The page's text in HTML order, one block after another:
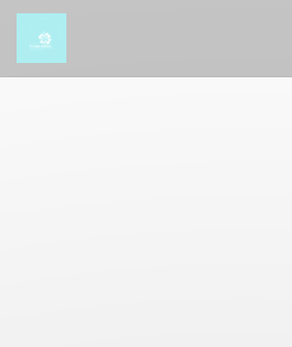
Πίνακας διαχείρισης "Μπισκότων" (Cookies)